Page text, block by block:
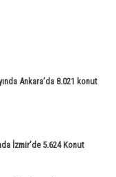
Ankara’da 8.021 konut
İzmir’de 5.624 Konut